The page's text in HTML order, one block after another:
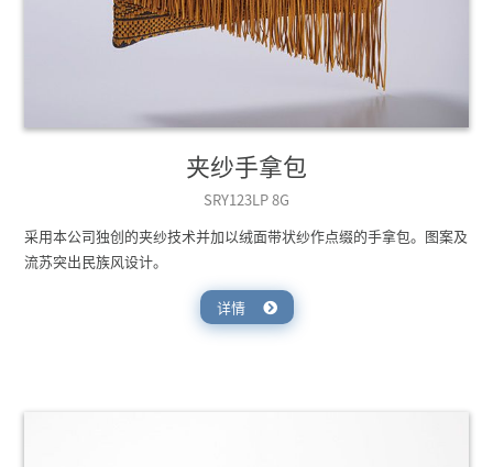
夹纱手拿包
SRY123LP 8G
采用本公司独创的夹纱技术并加以绒面带状纱作点缀的手拿包。图案及
流苏突出民族风设计。
详情